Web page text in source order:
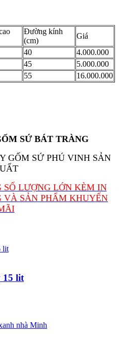
Đường kính
(cm)
Giá
40
4.000.000
45
5.000.000
55 16.000.000
SỨ BÁT TRÀNG
GỐM SỨ PHÚ VINH SẢN
SỐ LƯỢNG LỚN KÈM IN
VÀ SẢN PHẨM KHUYẾN
15 lit